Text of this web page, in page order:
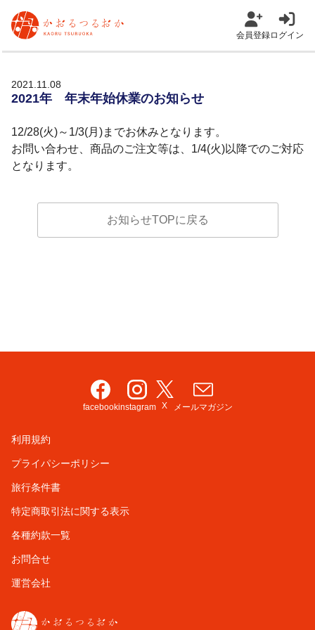
会員登録ログイン
2021.11.08
2021年 年末年始休業のお知らせ
12/28(火)～1/3(月)までお休みとなります。
お問い合わせ、商品のご注文等は、1/4(火)以降でのご対応
となります。
お知らせTOPに戻る
facebookinstagram X メールマガジン
利用規約
プライパシーポリシー
旅行条件書
特定商取引法に関する表示
各種約款一覧
お問合せ
運営会社